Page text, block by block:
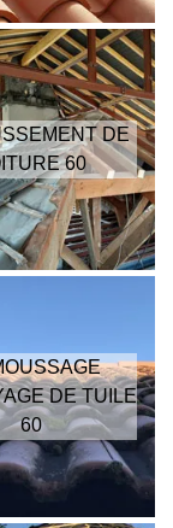
DE
60
DE TUILE
60